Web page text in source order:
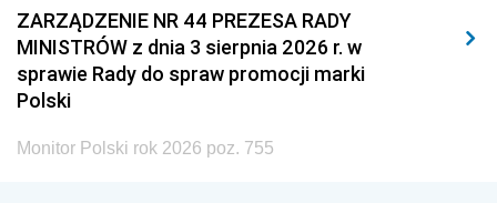
2011 2010 2009
2008 2007 2006
2005
ZARZĄDZENIE NR 44 PREZESA RADY
MINISTRÓW z dnia 3 sierpnia 2026 r. w
sprawie Rady do spraw promocji marki
Polski
Monitor Polski rok 2026 poz. 755